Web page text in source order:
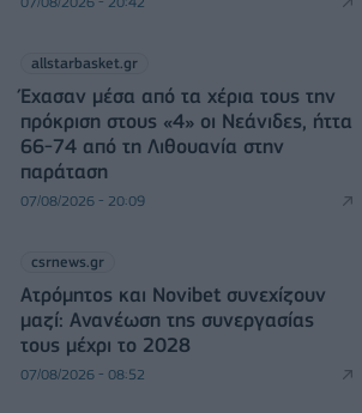
allstarbasket.gr
Έχασαν μέσα από τα χέρια τους την
πρόκριση στους «4» οι Νεάνιδες, ήττα
66-74 από τη Λιθουανία στην
παράταση
07/08/2026 - 20:09
csrnews.gr
Ατρόμητος και Novibet συνεχίζουν
μαζί: Ανανέωση της συνεργασίας
τους μέχρι το 2028
07/08/2026 - 08:52